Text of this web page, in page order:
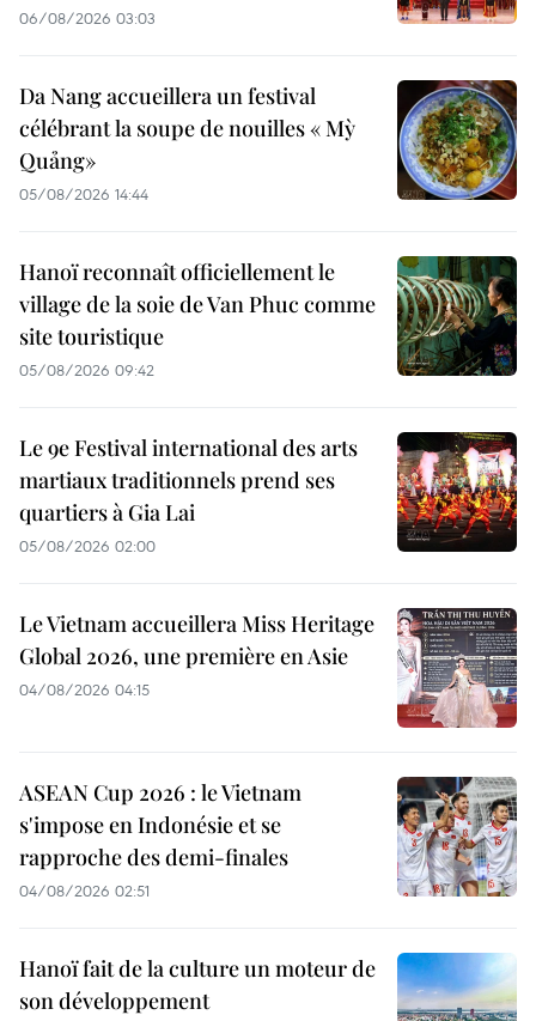
06/08/2026 03:03
Da Nang accueillera un festival
célébrant la soupe de nouilles « Mỳ
Quảng»
05/08/2026 14:44
Hanoï reconnaît officiellement le
village de la soie de Van Phuc comme
site touristique
05/08/2026 09:42
Le 9e Festival international des arts
martiaux traditionnels prend ses
quartiers à Gia Lai
05/08/2026 02:00
Le Vietnam accueillera Miss Heritage
Global 2026, une première en Asie
04/08/2026 04:15
ASEAN Cup 2026 : le Vietnam
s'impose en Indonésie et se
rapproche des demi-finales
04/08/2026 02:51
Hanoï fait de la culture un moteur de
son développement